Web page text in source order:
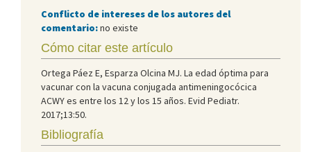
Conflicto de intereses de los autores del
comentario:no existe
Cómo citar este artículo
Ortega Páez E, Esparza Olcina MJ. La edad óptima para
vacunar con la vacuna conjugada antimeningocócica
ACWY es entre los 12 y los 15 años. Evid Pediatr.
2017;13:50.
Bibliografía